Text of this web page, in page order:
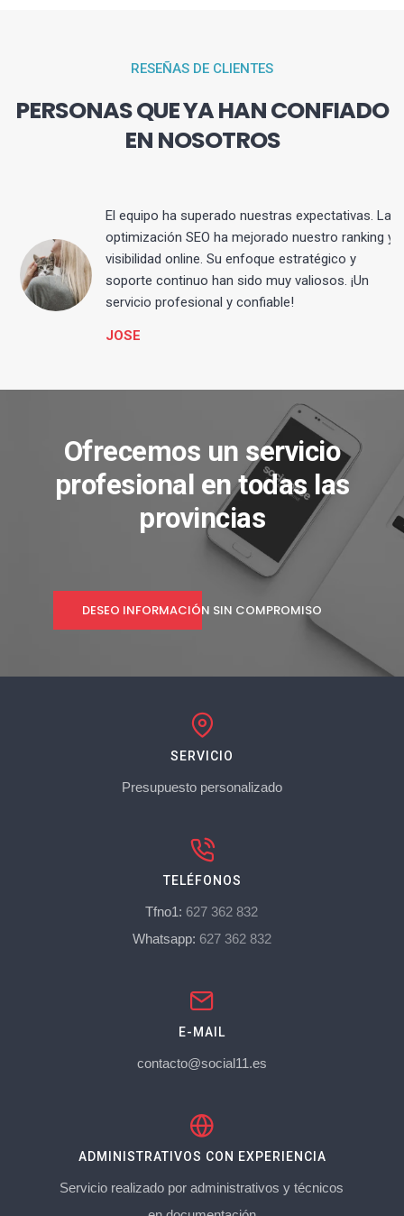
RESEÑAS DE CLIENTES
PERSONAS QUE YA HAN CONFIADO
EN NOSOTROS
El equipo ha superado nuestras expectativas. La
optimización SEO ha mejorado nuestro ranking y
visibilidad online. Su enfoque estratégico y
soporte continuo han sido muy valiosos. ¡Un
servicio profesional y confiable!
JOSE
Ofrecemos un servicio
profesional en todas las
provincias
DESEO INFORMACIÓN SIN COMPROMISO
SERVICIO
Presupuesto personalizado
TELÉFONOS
Tfno1: 627 362 832
Whatsapp: 627 362 832
E-MAIL
contacto@social11.es
ADMINISTRATIVOS CON EXPERIENCIA
Servicio realizado por administrativos y técnicos